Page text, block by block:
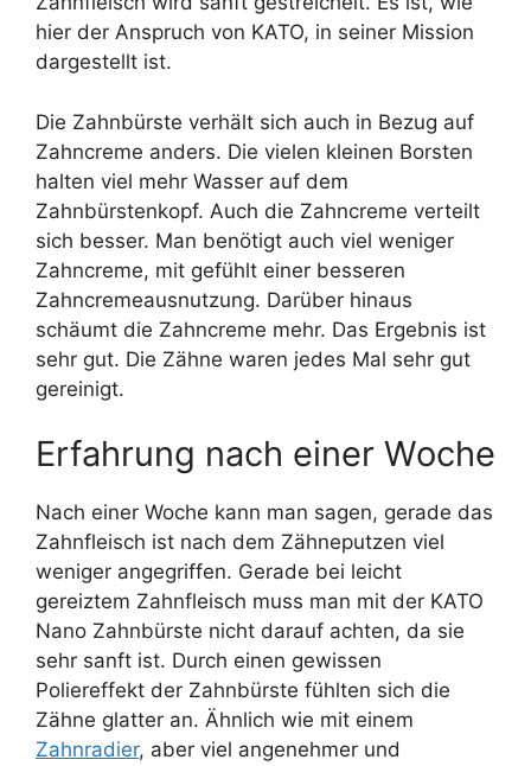
hier der Anspruch von KATO, in seiner Mission
dargestellt ist.
Die Zahnbürste verhält sich auch in Bezug auf
Zahncreme anders. Die vielen kleinen Borsten
halten viel mehr Wasser auf dem
Zahnbürstenkopf. Auch die Zahncreme verteilt
sich besser. Man benötigt auch viel weniger
Zahncreme, mit gefühlt einer besseren
Zahncremeausnutzung. Darüber hinaus
schäumt die Zahncreme mehr. Das Ergebnis ist
sehr gut. Die Zähne waren jedes Mal sehr gut
gereinigt.
Erfahrung nach einer Woche
Nach einer Woche kann man sagen, gerade das
Zahnfleisch ist nach dem Zähneputzen viel
weniger angegriffen. Gerade bei leicht
gereiztem Zahnfleisch muss man mit der KATO
Nano Zahnbürste nicht darauf achten, da sie
sehr sanft ist. Durch einen gewissen
Poliereffekt der Zahnbürste fühlten sich die
Zähne glatter an. Ähnlich wie mit einem
Zahnradier, aber viel angenehmer und